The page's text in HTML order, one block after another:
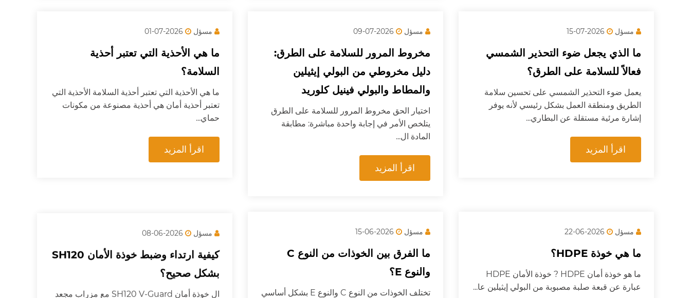
مسؤل
ما الذي يجعل ضوء التحذير الشمسي
فعالاً للسلامة على الطرق؟
يعمل ضوء التحذير الشمسي على تحسين سلامة
الطريق ومنطقة العمل بشكل رئيسي لأنه يوفر
إشارة مرئية مستقلة عن البطاري...
اقرأ المزيد
مسؤل 2026-07-09
مخروط المرور للسلامة على الطرق:
دليل مخروطي من البولي إيثيلين
والمطاط والبولي فينيل كلوريد
اختيار الحق مخروط المرور للسلامة على الطرق
يتلخص الأمر في إجابة واحدة مباشرة: مطابقة
المادة ال...
اقرأ المزيد
مسؤل 2026-07-01
ما هي الأحذية التي تعتبر أحذية
السلامة؟
ما هي الأحذية التي تعتبر أحذية السلامة الأحذية التي
تعتبر أحذية أمان هي أحذية مصنوعة من مكونات
حماي...
اقرأ المزيد
مسؤل
ما هي خوذة HDPE؟
ما هو خوذة أمان HDPE ? خوذة الأمان HDPE
عبارة عن قبعة صلبة مصبوبة من البولي إيثيلين عا...
مسؤل 2026-06-15
ما الفرق بين الخوذات من النوع C
والنوع E؟
تختلف الخوذات من النوع C والنوع E بشكل أساسي
مسؤل 2026-06-08
كيفية ارتداء وضبط خوذة الأمان SH120
بشكل صحيح؟
ال خوذة أمان SH120 V-Guard مع مزراب مجعد